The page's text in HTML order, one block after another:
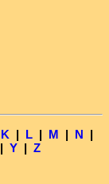
K | L | M | N |
| Y | Z